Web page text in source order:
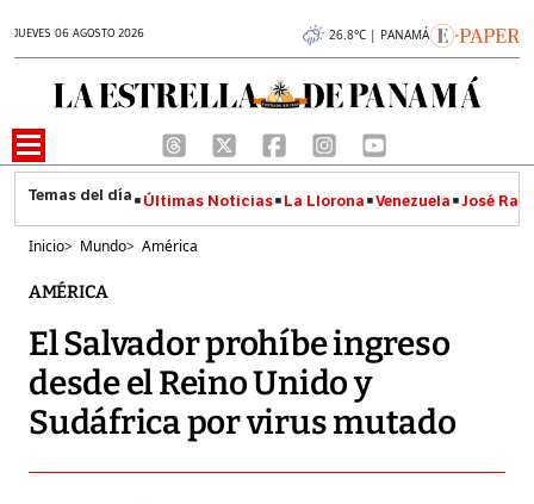
JUEVES 06 AGOSTO 2026 26.8°C | PANAMÁ
Últimas Noticias La Llorona Venezuela José
Inicio> Mundo> América
AMÉRICA
El Salvador prohíbe ingreso
desde el Reino Unido y
Sudáfrica por virus mutado